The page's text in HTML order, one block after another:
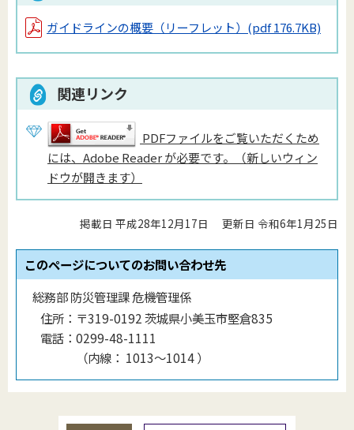
ガイドラインの概要（リーフレット） (pdf 176.7KB)
関連リンク
PDFファイルをご覧いただくため
には、Adobe Reader が必要です。（新しいウィン
ドウが開きます）
掲載日 平成28年12月17日 更新日 令和6年1月25日
このページについてのお問い合わせ先
総務部 防災管理課 危機管理係
住所： 〒319-0192 茨城県小美玉市堅倉835
電話： 0299-48-1111
（内線 ： 1013〜1014）